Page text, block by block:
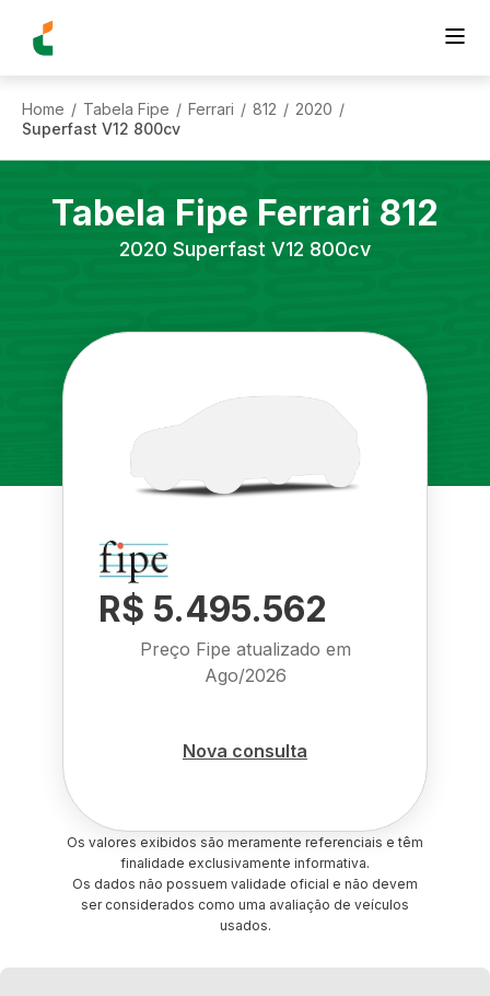
Home / Tabela Fipe / Ferrari / 812 / 2020 /
Superfast V12 800cv
Tabela Fipe Ferrari 812
2020 Superfast V12 800cv
R$ 5.495.562
Preço Fipe atualizado em
Ago/2026
Nova consulta
Os valores exibidos são meramente referenciais e têm
finalidade exclusivamente informativa.
Os dados não possuem validade oficial e não devem
ser considerados como uma avaliação de veículos
usados.